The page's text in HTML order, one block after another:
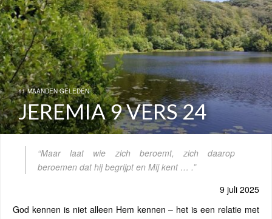
11 MAANDEN GELEDEN
JEREMIA 9 VERS 24
“Maar laat wie zich beroemt, zich daarop
beroemen dat hij begrijpt en Mij kent … .”
9 juli 2025
God kennen is niet alleen Hem kennen – het is een relatie met